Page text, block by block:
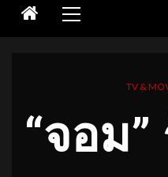
Menu
TV &
“จอม